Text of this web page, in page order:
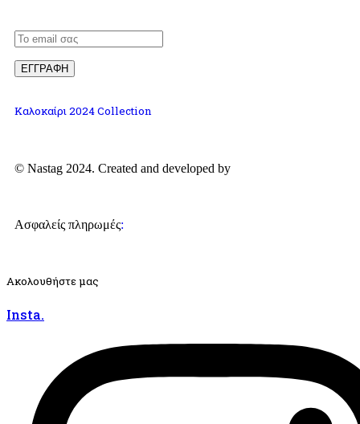
Καλοκαίρι 2024 Collection
© Nastag 2024. Created and developed by
Ασφαλείς πληρωμές:
Ακολουθήστε μας
Insta.